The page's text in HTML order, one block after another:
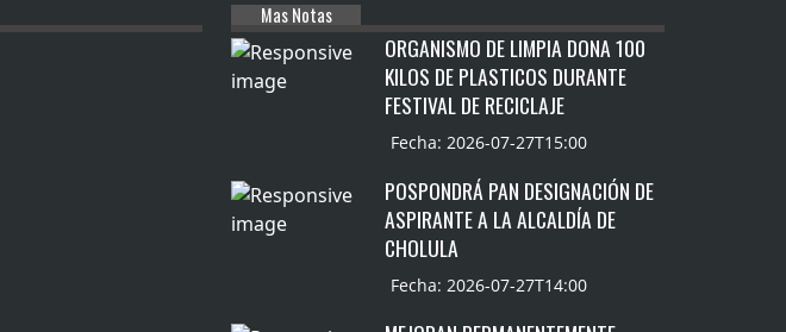
Mas Notas
ORGANISMO DE LIMPIA DONA 100
KILOS DE PLASTICOS DURANTE
FESTIVAL DE RECICLAJE
Fecha: 2026-07-27T15:00
POSPONDRÁ PAN DESIGNACIÓN DE
ASPIRANTE A LA ALCALDÍA DE
CHOLULA
Fecha: 2026-07-27T14:00